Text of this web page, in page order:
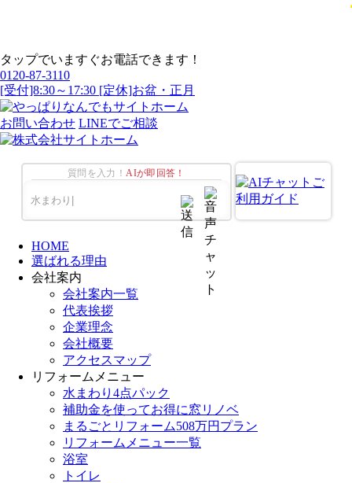
タップでいますぐお電話できます！
0120-87-3110
[受付]8:30～17:30 [定休]お盆・正月
お問い合わせ LINEでご相談
質問を入力！ AIが即回答！
HOME
選ばれる理由
会社案内
会社案内一覧
代表挨拶
企業理念
会社概要
アクセスマップ
リフォームメニュー
水まわり4点パック
補助金を使ってお得に窓リノベ
まるごとリフォーム508万円プラン
リフォームメニュー一覧
浴室
トイレ